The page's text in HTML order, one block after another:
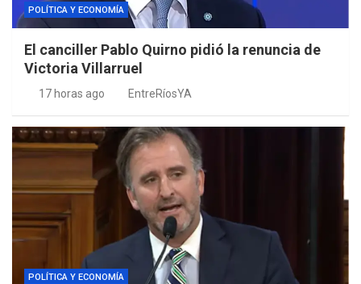
POLÍTICA Y ECONOMÍA
El canciller Pablo Quirno pidió la renuncia de
Victoria Villarruel
17 horas ago EntreRíosYA
POLÍTICA Y ECONOMÍA